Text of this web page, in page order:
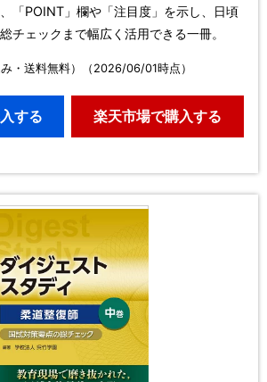
「POINT」欄や「注目度」を示し、日頃
チェックまで幅広く活用できる一冊。
・送料無料）（2026/06/01時点）
する 楽天市場で購入する